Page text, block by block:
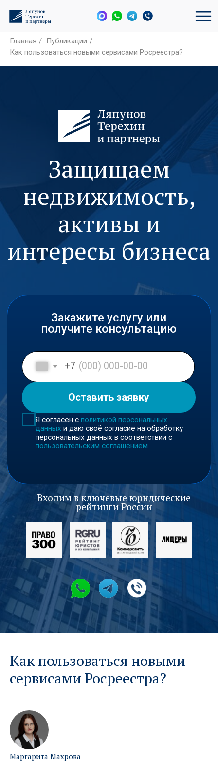
Главная / Публикации /
Как пользоваться новыми сервисами Росреестра?
Входим в ключевые юридические
рейтинги России
Защищаем
недвижимость,
активы и
интересы бизнеса
+7
персональных данных в соответствии с
пользовательским соглашением
Закажите услугу или
получите консультацию
Как пользоваться новыми
сервисами Росреестра?
Маргарита Махрова